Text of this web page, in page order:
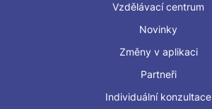
Vzdělávací centrum
Novinky
Změny v aplikaci
Partneři
Individuální konzultace